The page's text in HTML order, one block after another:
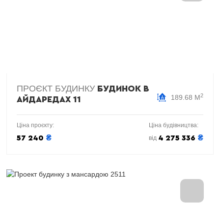
ПРОЄКТ БУДИНКУ БУДИНОК В
АЙДАРЕДАХ 11
189.68 М2
Ціна проєкту:
57 240 ₴
Ціна будівництва:
від 4 275 336 ₴